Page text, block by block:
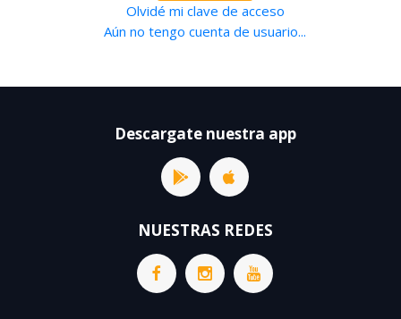
Olvidé mi clave de acceso
Aún no tengo cuenta de usuario...
Descargate nuestra app
NUESTRAS REDES